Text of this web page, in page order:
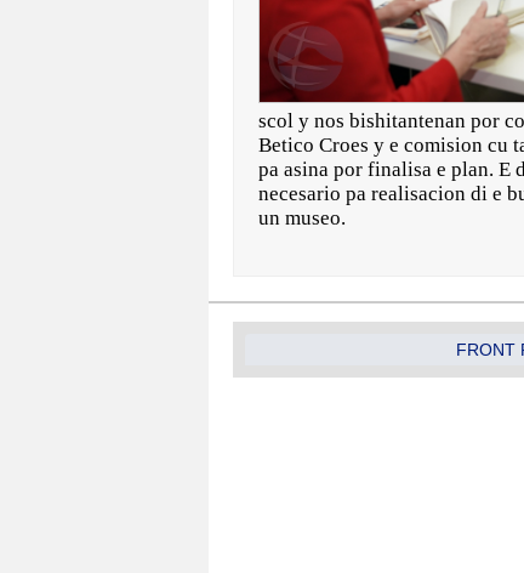
scol y nos bishitantenan por
Betico Croes y e comision cu
pa asina por finalisa e plan. E
necesario pa realisacion di e
un museo.
FRONT